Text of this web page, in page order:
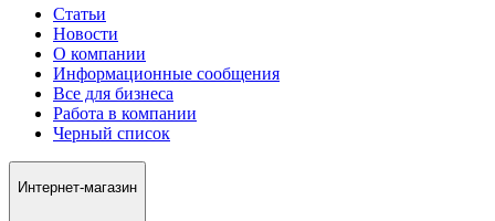
Статьи
Новости
О компании
Информационные сообщения
Все для бизнеса
Работа в компании
Черный список
Интернет-магазин